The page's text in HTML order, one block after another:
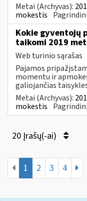
Metai (Archyvas):
mokestis
Kokie gyventojų
taikomi 2019
Web turinio sąrašas
Pajamos
momentu ir
galiojančias
Metai (Archyvas):
mokestis
20 Įrašų(-ai)
1 2 3 4